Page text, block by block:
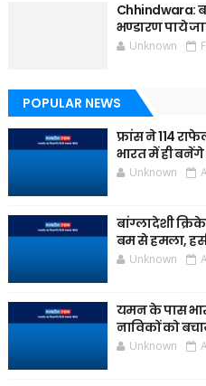
Chhindwara:
भण्डारण पाये
Unknown
POPULAR NEWS
फ्रांस ने 114
भारत में ही
Unknown
बांग्लादेशी
बम से हमला,
Unknown
यमन के पास
नाविकों को
Unknown